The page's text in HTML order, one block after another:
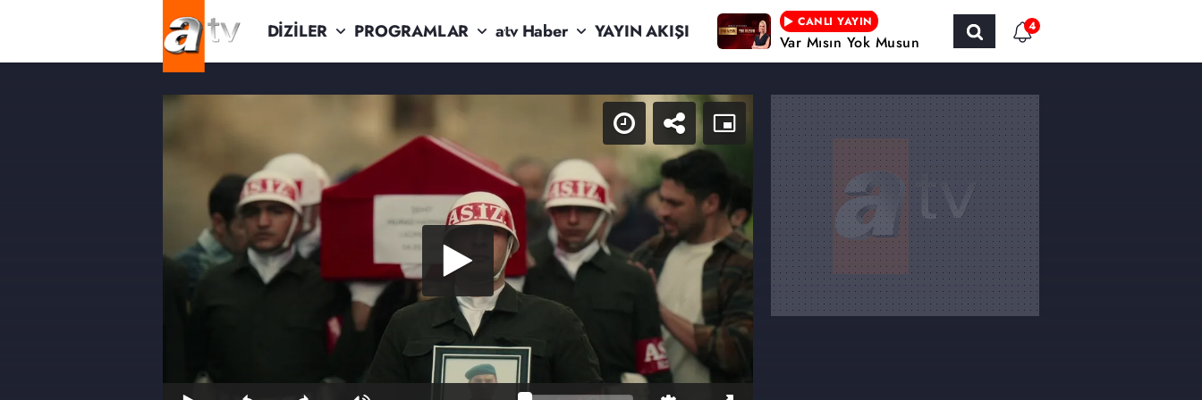
DİZİLER PROGRAMLAR atv Haber YAYIN AKIŞI CANLI YAYIN
Var Mısın Yok Musun
4